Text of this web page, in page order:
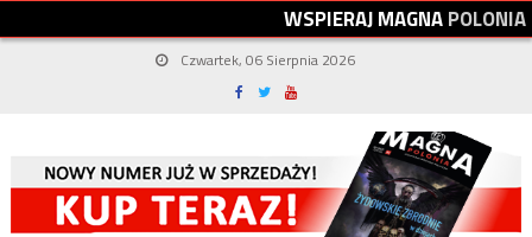
WSPIERAJMAGNAPOLONIA
Czwartek, 06 Sierpnia 2026